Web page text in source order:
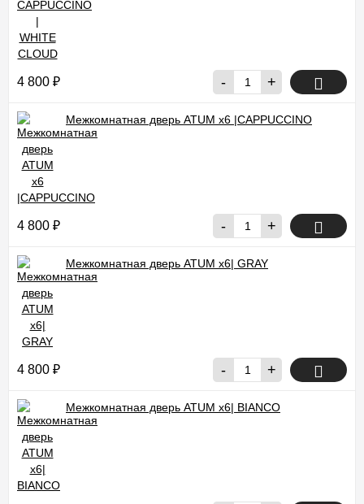
4 800 ₽ - +
Межкомнатная дверь ATUM x6 |CAPPUCCINO
4 800 ₽ - +
Межкомнатная дверь ATUM x6| GRAY
4 800 ₽ - +
Межкомнатная дверь ATUM x6| BIANCO